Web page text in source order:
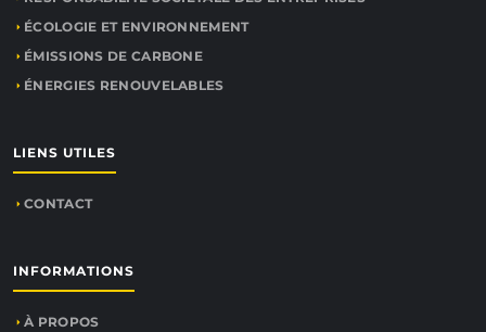
ÉCOLOGIE ET ENVIRONNEMENT
ÉMISSIONS DE CARBONE
ÉNERGIES RENOUVELABLES
LIENS UTILES
CONTACT
INFORMATIONS
À PROPOS